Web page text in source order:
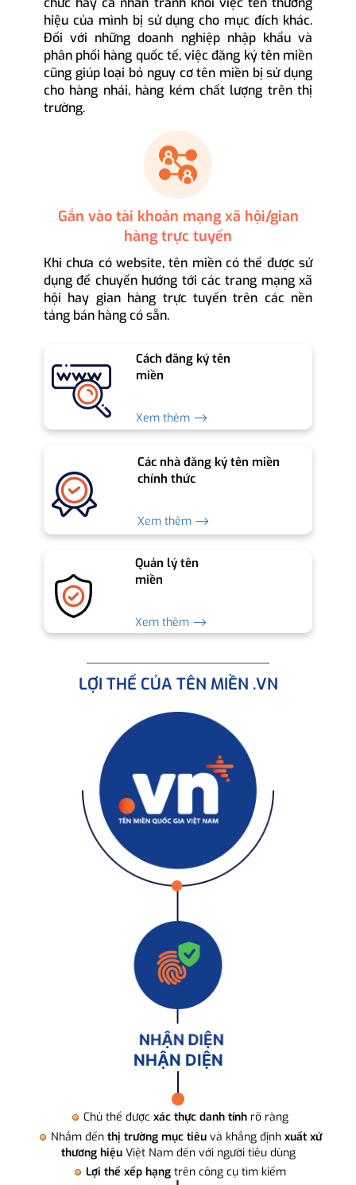
hiệu của mình bị sử dụng cho mục đích khác.
Đối với những doanh nghiệp nhập khẩu và
phân phối hàng quốc tế, việc đăng ký tên miền
cũng giúp loại bỏ nguy cơ tên miền bị sử dụng
cho hàng nhái, hàng kém chất lượng trên thị
trường.
Gắn vào tài khoản mạng xã hội/gian
hàng trực tuyến
Khi chưa có website, tên miền có thể được sử
dụng để chuyển hướng tới các trang mạng xã
hội hay gian hàng trực tuyến trên các nền
tảng bán hàng có sẵn.
Cách đăng ký tên
miền
Xem thêm ⟶
Các nhà đăng ký tên miền
chính thức
Xem thêm ⟶
Quản lý tên
miền
Xem thêm ⟶
LỢI THẾ CỦA TÊN MIỀN .VN
NHẬN DIỆN
Chủ thể được xác thực danh tính rõ ràng
Nhắm đến thị trường mục tiêuvà khẳng định xuất xứ
thương hiệuViệt Nam đến với người tiêu dùng
Lợi thế xếp hạng trên công cụ tìm kiếm